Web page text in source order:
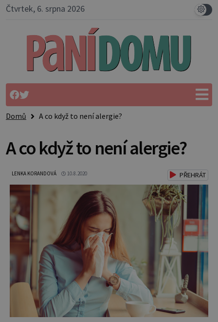
Čtvrtek, 6. srpna 2026
Domů A co když to není alergie?
A co když to není alergie?
LENKA KORANDOVÁ 10.8.2020 PŘEHRÁT